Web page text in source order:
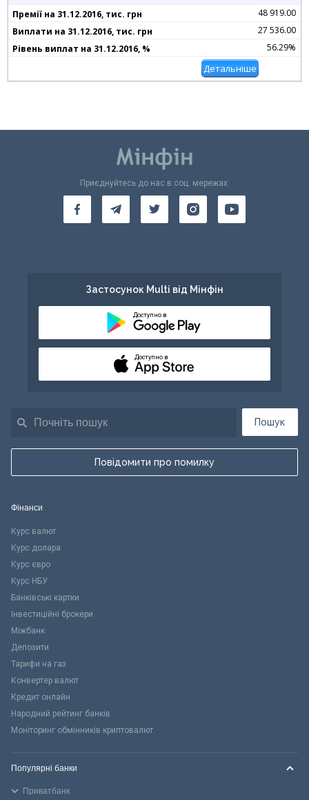
48 919.00
27 536.00
56.29%
Детальніше
Пошук
Повідомити про помилку
Приєднуйтесь до нас в соц. мережах:
Застосунок Multi від Мінфін
Доступно в
Доступно в
Фінанси
Курс валют
Курс долара
Курс євро
Курс НБУ
Банківські картки
Інвестиційні брокери
Міжбанк
Депозити
Тарифи на газ
Конвертер валют
Кредит онлайн
Народний рейтинг банків
Моніторинг обмінників криптовалют
Популярні банки
Приватбанк